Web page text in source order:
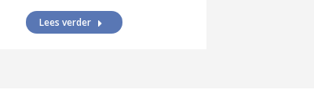
Lees verder